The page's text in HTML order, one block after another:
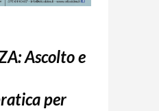
Ascolto e
per